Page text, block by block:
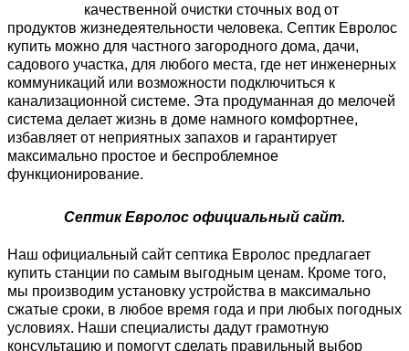
качественной очистки сточных вод от
продуктов жизнедеятельности человека. Септик Евролос
купить можно для частного загородного дома, дачи,
садового участка, для любого места, где нет инженерных
коммуникаций или возможности подключиться к
канализационной системе. Эта продуманная до мелочей
система делает жизнь в доме намного комфортнее,
избавляет от неприятных запахов и гарантирует
максимально простое и беспроблемное
функционирование.
Септик Евролос официальный сайт.
Наш официальный сайт септика Евролос предлагает
купить станции по самым выгодным ценам. Кроме того,
мы производим установку устройства в максимально
сжатые сроки, в любое время года и при любых погодных
условиях. Наши специалисты дадут грамотную
консультацию и помогут сделать правильный выбор